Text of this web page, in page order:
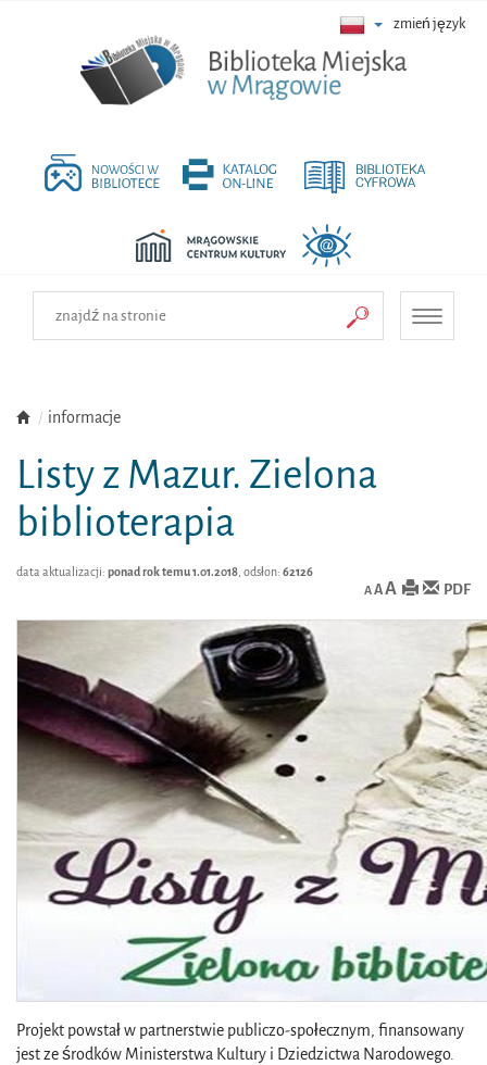
zmień język
Toggle
informacje
Listy z Mazur. Zielona
biblioterapia
data aktualizacji: ponad rok temu 1.01.2018 , odsłon: 62126
AAA PDF
Projekt powstał w partnerstwie publiczo-społecznym, finansowany
jest ze środków Ministerstwa Kultury i Dziedzictwa Narodowego.